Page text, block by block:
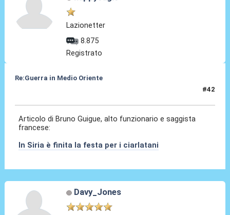
Lazionetter
8.875
Registrato
Re:Guerra in Medio Oriente
#42
Articolo di Bruno Guigue, alto funzionario e saggista
francese:
In Siria è finita la festa per i ciarlatani
Davy_Jones